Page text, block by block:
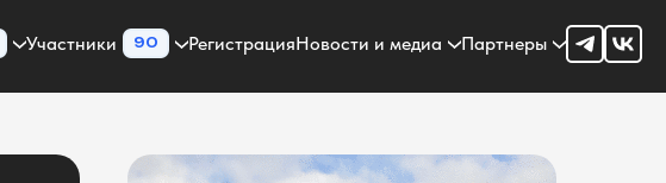
Участники 90 РегистрацияНовости и медиа Партнеры